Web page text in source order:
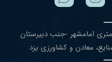
یزد- بلوار ١٧ شهریور- روبروی ۵٢ متری امامشهر -جنب دبیرستان
معادن و کشاورزی یزد